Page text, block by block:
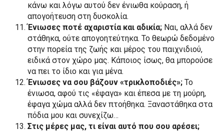
κάνω και λόγω αυτού δεν ένιωθα κούραση, ή
απογοήτευση στη δυσκολία.
Ένιωσες ποτέ αχαριστία και αδικία; Ναι, αλλά δεν
στάθηκα, ούτε απογοητεύτηκα. Το θεωρώ δεδομένο
στην πορεία της ζωής και μέρος του παιχνιδιού,
ειδικά στον χώρο μας. Κάποιος ίσως, θα μπορούσε
να πει το ίδιο και για μένα.
Ένιωσες να σου βάζουν «τρικλοποδιές»; Το
ένιωσα, αφού τις «έφαγα» και έπεσα με τη μούρη,
έφαγα χώμα αλλά δεν πτοήθηκα. Ξαναστάθηκα στα
πόδια μου και συνεχίζω…
Στις μέρες μας, τι είναι αυτό που σου αρέσει;